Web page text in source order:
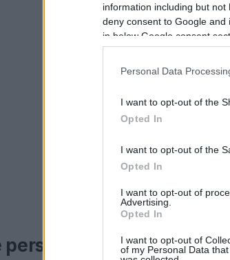
information including but
deny consent to Google
in below Google consent
Personal Data
I want to opt-out of the
Opted In
I want to opt-out of the
Opted In
I want to opt-out of
Advertising.
Opted In
I want to opt-out of
of my Personal Data
personali e il coraggio di